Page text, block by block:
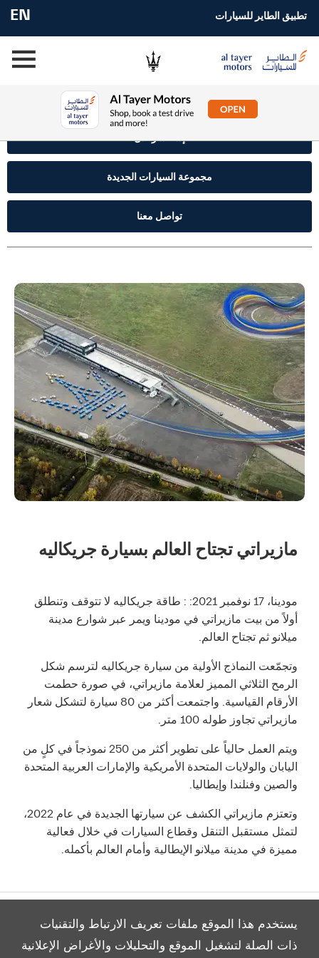
يستخدم هذا الموقع ملفات تعريف الارتباط والتقنيات
ذات الصلة لتشغيل الموقع والتحليلات والأغراض الإعلانية
EN تطبيق الطاير للسيارات
إستفسر الآن
مجموعة السيارات الجديدة
تواصل معنا
مازيراتي تجتاح العالم بسيارة جريكاليه
مودينا، 17 نوفمبر 2021: : طاقة جريكاليه لا تتوقف وتنطلق
أولاً من بيت مازيراتي في مودينا ويمر عبر شوارع مدينة
ميلانو ثم تجتاح العالم.
وتجمّعت النماذج الأولية من سيارة جريكاليه لترسم شكل
الرمح الثلاثي المميز لعلامة مازيراتي، في صورة حطمت
الأرقام القياسية. واجتمعت أكثر من 80 سيارة لتشكل شعار
مازيراتي تجاوز طوله 100 متر.
ويتم العمل حالياً على تطوير أكثر من 250 نموذجاً في كلٍ من
اليابان والولايات المتحدة الأمريكية والإمارات العربية المتحدة
والصين وفنلندا وإيطاليا.
وتعتزم مازيراتي الكشف عن سيارتها الجديدة في عام 2022،
لتمثل مستقبل التنقل وقطاع السيارات في خلال فعالية
مميزة في مدينة ميلانو الإيطالية وأمام العالم بأكمله.